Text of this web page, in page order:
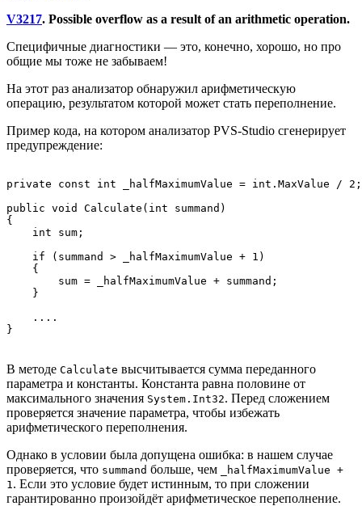
V3217. Possible overflow as a result of an arithmetic operation.
Специфичные диагностики — это, конечно, хорошо, но про
общие мы тоже не забываем!
На этот раз анализатор обнаружил арифметическую
операцию, результатом которой может стать переполнение.
Пример кода, на котором анализатор PVS-Studio сгенерирует
предупреждение:
private const int _halfMaximumValue = int.MaxValue / 2;
public void Calculate(int summand)
{
    int sum;
    if (summand > _halfMaximumValue + 1)
    {
        sum = _halfMaximumValue + summand;
    }
    ....
В методе Calculate высчитывается сумма переданного
параметра и константы. Константа равна половине от
максимального значения System.Int32. Перед сложением
проверяется значение параметра, чтобы избежать
арифметического переполнения.
Однако в условии была допущена ошибка: в нашем случае
проверяется, что summand больше, чем
_halfMaximumValue +
1. Если это условие будет истинным, то при сложении
гарантированно произойдёт арифметическое переполнение.